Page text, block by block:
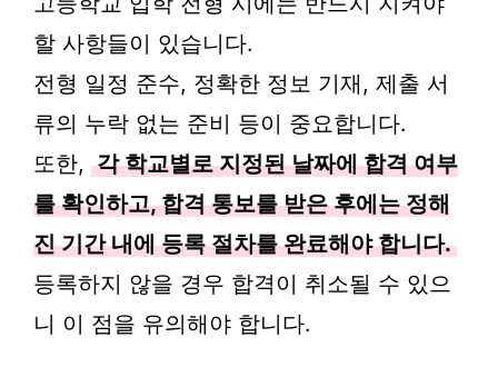
할 사항들이 있습니다.
전형 일정 준수, 정확한 정보 기재, 제출 서
류의 누락 없는 준비 등이 중요합니다.
또한, 각 학교별로 지정된 날짜에 합격 여부
를 확인하고, 합격 통보를 받은 후에는 정해
진 기간 내에 등록 절차를 완료해야 합니다.
등록하지 않을 경우 합격이 취소될 수 있으
니 이 점을 유의해야 합니다.